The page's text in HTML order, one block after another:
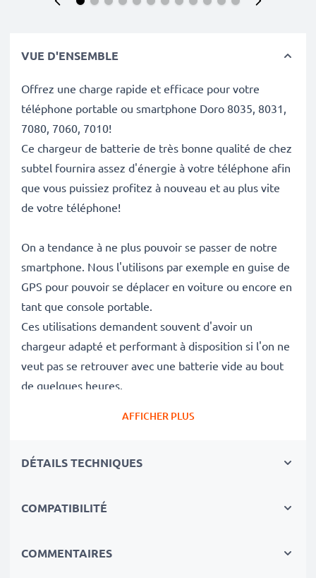
VUE D'ENSEMBLE
Offrez une charge rapide et efficace pour votre
téléphone portable ou smartphone Doro 8035, 8031,
7080, 7060, 7010!
Ce chargeur de batterie de très bonne qualité de chez
subtel fournira assez d'énergie à votre téléphone afin
que vous puissiez profitez à nouveau et au plus vite
de votre téléphone!
On a tendance à ne plus pouvoir se passer de notre
smartphone. Nous l'utilisons par exemple en guise de
GPS pour pouvoir se déplacer en voiture ou encore en
tant que console portable.
Ces utilisations demandent souvent d'avoir un
chargeur adapté et performant à disposition si l'on ne
veut pas se retrouver avec une batterie vide au bout
de quelques heures.
Vous avez déjà remarqué que lors que vous utilisiez
n'augmente pas ou très peu? Cela provient
AFFICHER PLUS
DÉTAILS TECHNIQUES
COMPATIBILITÉ
COMMENTAIRES